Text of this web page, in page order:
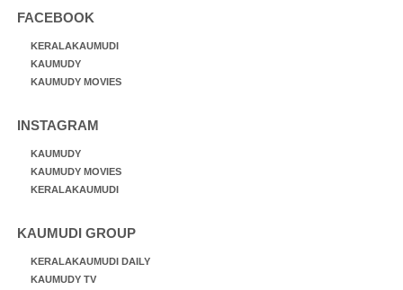
FACEBOOK
KERALAKAUMUDI
KAUMUDY
KAUMUDY MOVIES
INSTAGRAM
KAUMUDY
KAUMUDY MOVIES
KERALAKAUMUDI
KAUMUDI GROUP
KERALAKAUMUDI DAILY
KAUMUDY TV